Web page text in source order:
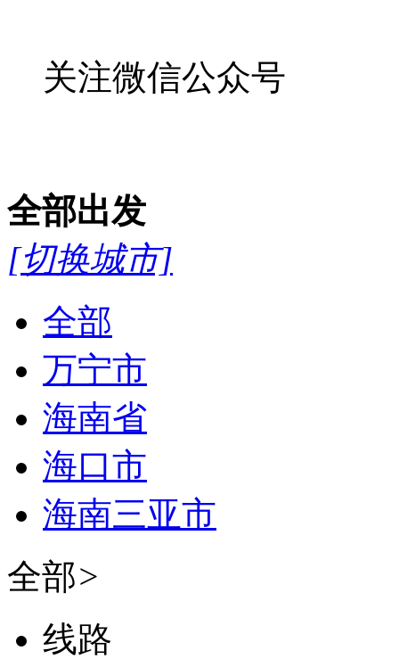
关注微信公众号
全部出发
[切换城市]
全部
万宁市
海南省
海口市
海南三亚市
全部>
线路